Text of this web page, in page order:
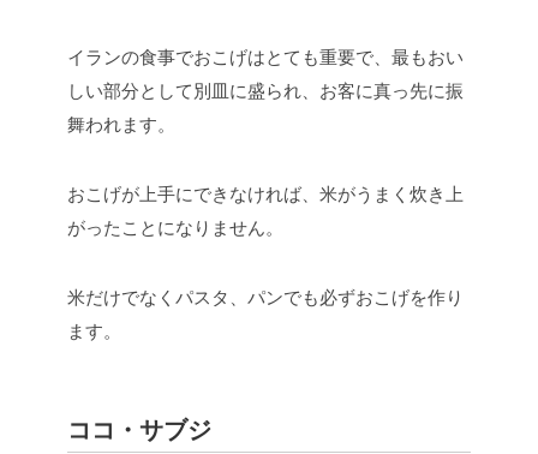
イランの食事でおこげはとても重要で、最もおい
しい部分として別皿に盛られ、お客に真っ先に振
舞われます。
おこげが上手にできなければ、米がうまく炊き上
がったことになりません。
米だけでなくパスタ、パンでも必ずおこげを作り
ます。
ココ・サブジ